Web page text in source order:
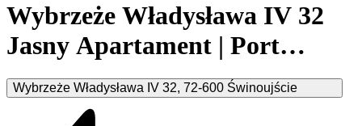
Wybrzeże Władysława IV 32
Jasny Apartament | Port
Świnoujście
Wybrzeże Władysława IV 32, 72-600 Świnoujście